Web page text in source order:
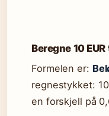
Beregne 10 EUR
Formelen er:
regnestykket: 10
en forskjell på